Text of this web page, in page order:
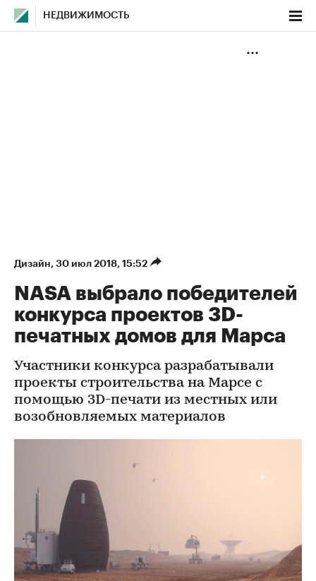
НЕДВИЖИМОСТЬ
Дизайн⁠, 30 июл 2018, 15:52
NASA выбрало победителей
конкурса проектов 3D-
печатных домов для Марса
Участники конкурса разрабатывали
проекты строительства на Марсе с
помощью 3D-печати из местных или
возобновляемых материалов